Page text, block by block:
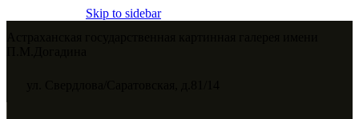
Skip to sidebar